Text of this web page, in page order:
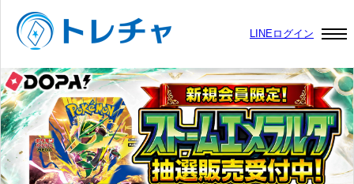
LINEログイン